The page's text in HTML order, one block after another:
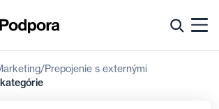
Prepojenie s externými